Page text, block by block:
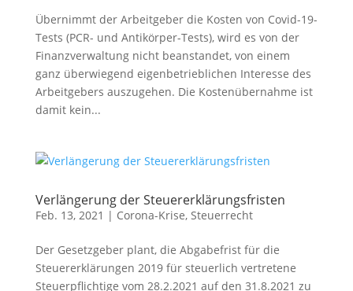
Übernimmt der Arbeitgeber die Kosten von Covid-19-
Tests (PCR- und Antikörper-Tests), wird es von der
Finanzverwaltung nicht beanstandet, von einem
ganz überwiegend eigenbetrieblichen Interesse des
Arbeitgebers auszugehen. Die Kostenübernahme ist
damit kein...
Verlängerung der Steuererklärungsfristen
Feb. 13, 2021 | Corona-Krise, Steuerrecht
Der Gesetzgeber plant, die Abgabefrist für die
Steuererklärungen 2019 für steuerlich vertretene
Steuerpflichtige vom 28.2.2021 auf den 31.8.2021 zu